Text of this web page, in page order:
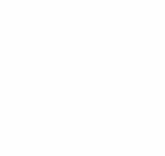
seus dados abaixo e
colocar em contato